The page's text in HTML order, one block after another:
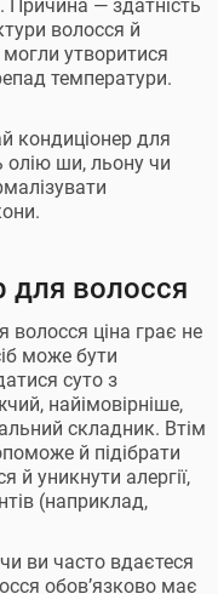
Причина — здатність
волосся й
утворитися
температури.
кондиціонер для
олію ши, льону чи
для волосся
волосся ціна грає не
може бути
суто з
найімовірніше,
складник. Втім
й підібрати
й уникнути алергії,
(наприклад,
ви часто вдаєтеся
обов’язково має